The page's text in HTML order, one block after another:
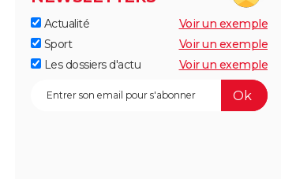
Actualité
Voir un exemple
Sport
Voir un exemple
Les dossiers d'actu
Voir un exemple